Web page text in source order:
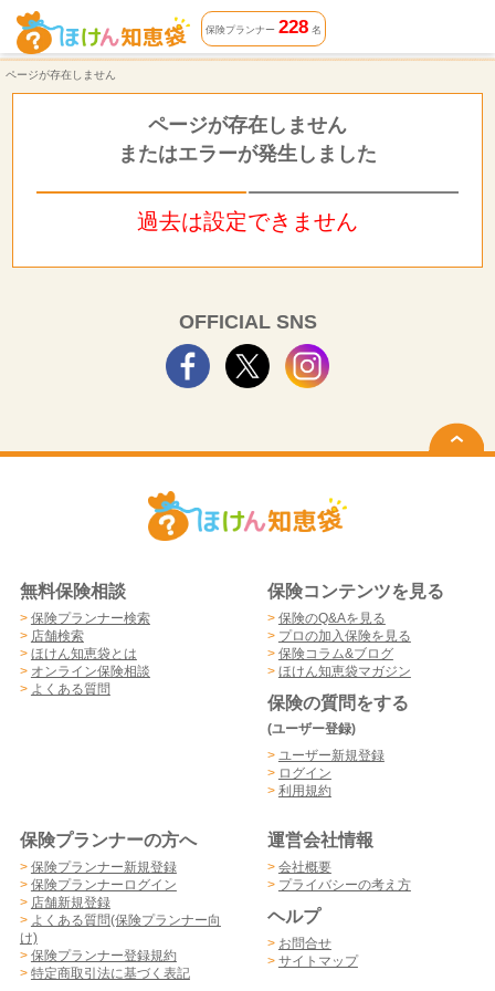
ページが存在しません | ほけん知恵袋
保険プランナー 228名
ページが存在しません
ページが存在しません
またはエラーが発生しました
過去は設定できません
OFFICIAL SNS
無料保険相談
> 保険プランナー検索
> 店舗検索
> ほけん知恵袋とは
> オンライン保険相談
> よくある質問
保険コンテンツを見る
> 保険のQ&Aを見る
> プロの加入保険を見る
> 保険コラム&ブログ
> ほけん知恵袋マガジン
保険の質問をする
(ユーザー登録)
> ユーザー新規登録
> ログイン
> 利用規約
保険プランナーの方へ
> 保険プランナー新規登録
> 保険プランナーログイン
> 店舗新規登録
> よくある質問(保険プランナー向
け)
> 保険プランナー登録規約
> 特定商取引法に基づく表記
運営会社情報
> 会社概要
> プライバシーの考え方
ヘルプ
> お問合せ
> サイトマップ